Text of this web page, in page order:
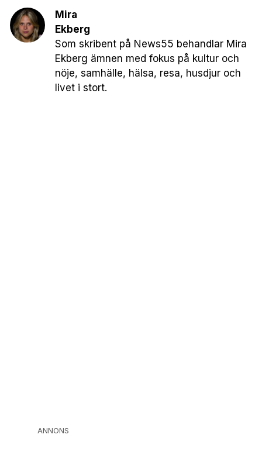
Mira
Ekberg
Som skribent på News55 behandlar Mira
Ekberg ämnen med fokus på kultur och
nöje, samhälle, hälsa, resa, husdjur och
livet i stort.
ANNONS